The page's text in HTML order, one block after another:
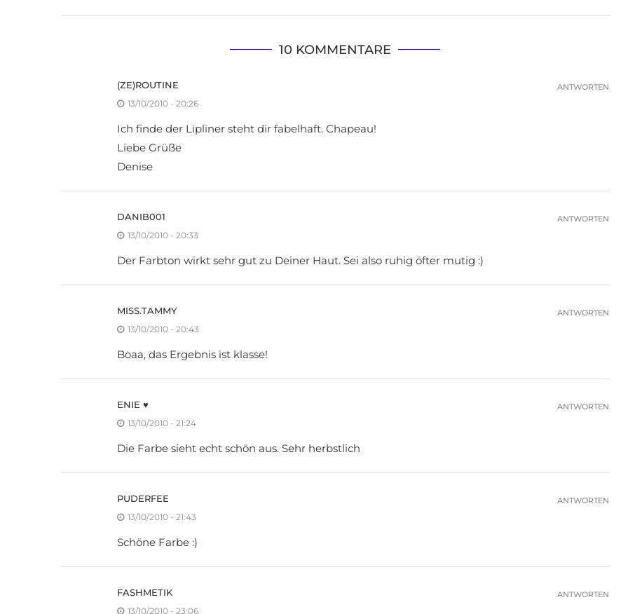
10 KOMMENTARE
(ZE)ROUTINE
13/10/2010 - 20:26
Ich finde der Lipliner steht dir fabelhaft. Chapeau!
Liebe Grüße
Denise
ANTWORTEN
DANIB001
13/10/2010 - 20:33
Der Farbton wirkt sehr gut zu Deiner Haut. Sei also ruhig öfter mutig :)
ANTWORTEN
MISS.TAMMY
13/10/2010 - 20:43
Boaa, das Ergebnis ist klasse!
ANTWORTEN
ENIE ♥
13/10/2010 - 21:24
Die Farbe sieht echt schön aus. Sehr herbstlich
ANTWORTEN
PUDERFEE
13/10/2010 - 21:43
Schöne Farbe :)
ANTWORTEN
FASHMETIK
13/10/2010 - 23:06
ANTWORTEN